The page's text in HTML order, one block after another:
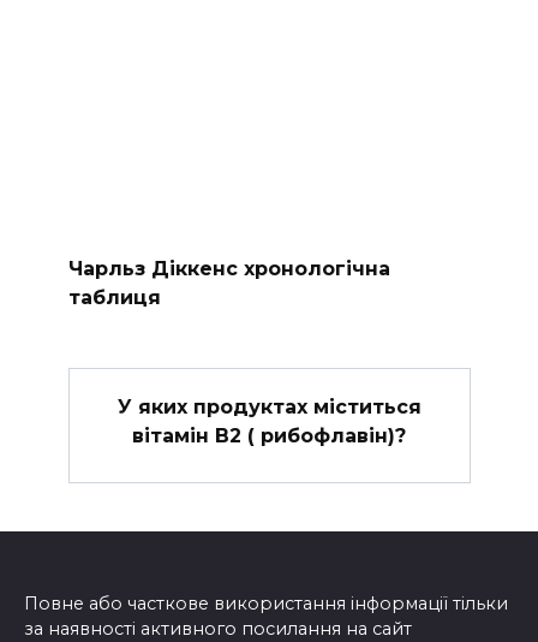
Чарльз Діккенс хронологічна
таблиця
У яких продуктах міститься
вітамін B2 ( рибофлавін)?
Повне або часткове використання інформації тільки
за наявності активного посилання на сайт